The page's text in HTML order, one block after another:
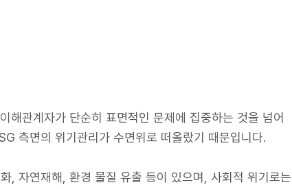
해관계자가 단순히 표면적인 문제에 집중하는 것을 넘어
측면의 위기관리가 수면위로 떠올랐기 때문입니다.
, 자연재해, 환경 물질 유출 등이 있으며, 사회적 위기로는